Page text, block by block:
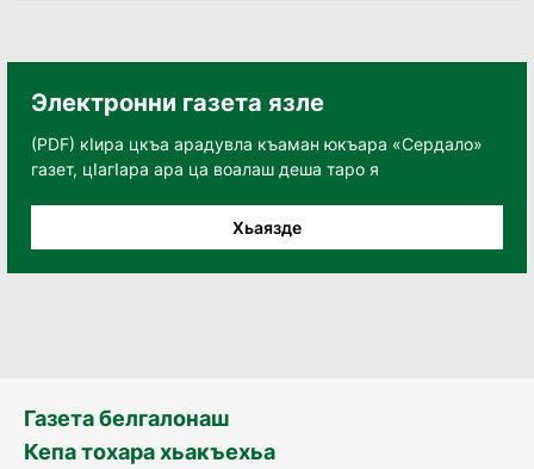
Электронни газета язле
(PDF) кӀира цкъа арадувла къаман юкъара «Сердало»
газет, цӀагӀара ара ца воалаш деша таро я
Хьаязде
Газета белгалонаш
Кепа тохара хьакъехьа